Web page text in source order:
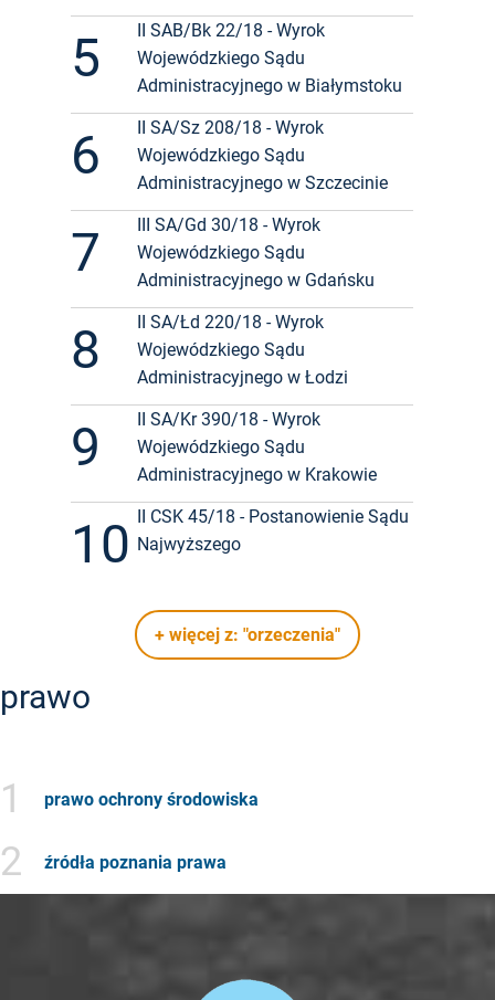
5
II SAB/Bk 22/18 - Wyrok
Wojewódzkiego Sądu
Administracyjnego w Białymstoku
6
II SA/Sz 208/18 - Wyrok
Wojewódzkiego Sądu
Administracyjnego w Szczecinie
7
III SA/Gd 30/18 - Wyrok
Wojewódzkiego Sądu
Administracyjnego w Gdańsku
8
II SA/Łd 220/18 - Wyrok
Wojewódzkiego Sądu
Administracyjnego w Łodzi
9
II SA/Kr 390/18 - Wyrok
Wojewódzkiego Sądu
Administracyjnego w Krakowie
10 II CSK 45/18 - Postanowienie Sądu
Najwyższego
+ więcej z: "orzeczenia"
prawo
1 prawo ochrony środowiska
2 źródła poznania prawa